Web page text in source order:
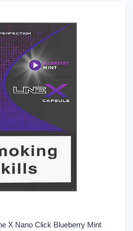
X Nano Click Blueberry Mint